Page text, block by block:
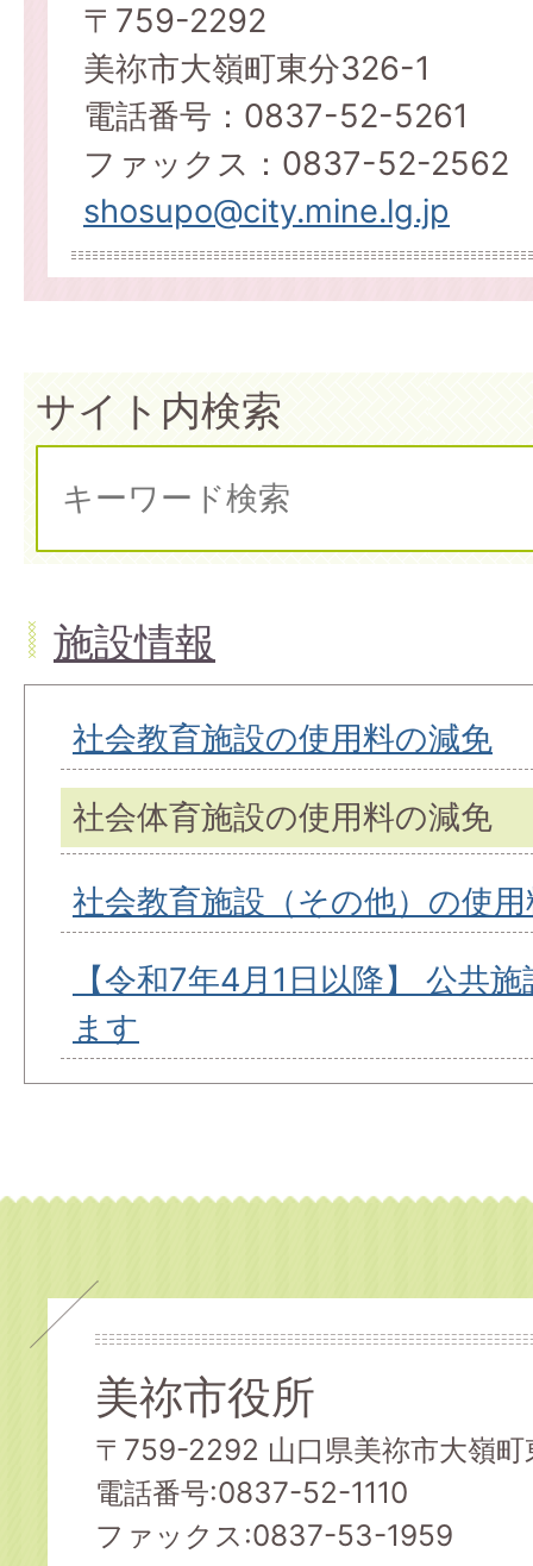
〒759-2292
美祢市大嶺町東分326-1
電話番号：0837-52-5261
ファックス：0837-52-2562
shosupo@city.mine.lg.jp
サイト内検索
施設情報
社会教育施設の使用料の減免
社会体育施設の使用料の減免
社会教育施設（その他）の使
【令和7年4月1日以降】 公共
ます
美祢市役所
〒759-2292 山口県美祢市大嶺
電話番号:0837-52-1110
ファックス:0837-53-1959